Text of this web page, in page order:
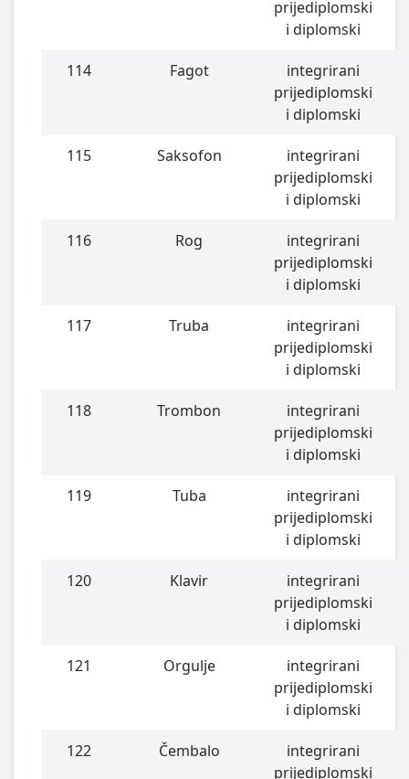
prijediplomski
i diplomski
114 Fagot
integrirani
prijediplomski
i diplomski
115 Saksofon
integrirani
prijediplomski
i diplomski
116 Rog
integrirani
prijediplomski
i diplomski
117 Truba
integrirani
prijediplomski
i diplomski
118 Trombon
integrirani
prijediplomski
i diplomski
119 Tuba
integrirani
prijediplomski
i diplomski
120 Klavir
integrirani
prijediplomski
i diplomski
121 Orgulje
integrirani
prijediplomski
i diplomski
122 Čembalo
integrirani
prijediplomski